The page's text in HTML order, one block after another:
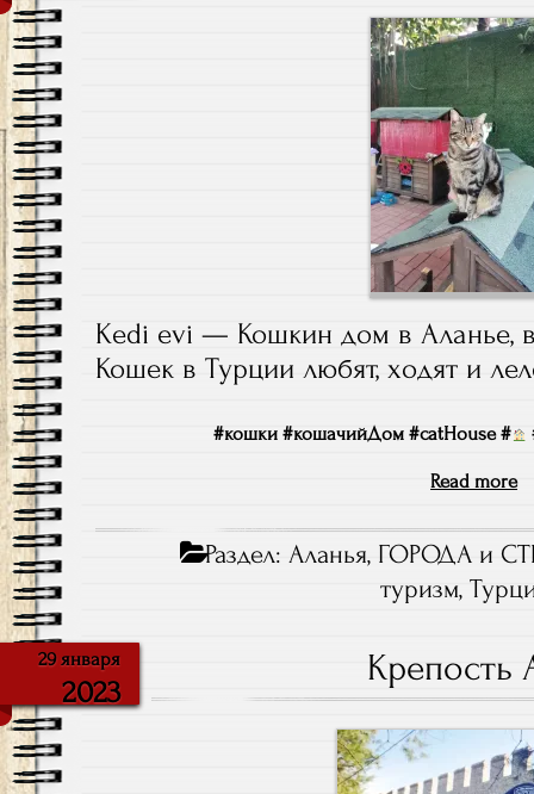
Kedi evi — Кошкин дом в Аланье,
Кошек в Турции любят, ходят и
#кошки #кошачийДом #catHouse #
Read more
Раздел:Аланья, ГОРОДА и
туризм,
29 января
2023
Крепость